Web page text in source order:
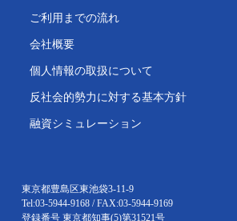
ご利用までの流れ
会社概要
個人情報の取扱について
反社会的勢力に対する基本方針
融資シミュレーション
東京都豊島区東池袋3-11-9
Tel:03-5944-9168 / FAX:03-5944-9169
登録番号 東京都知事(5)第31521号